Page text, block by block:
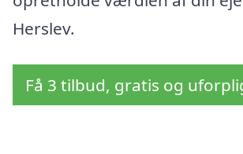
Herslev.
Få 3 tilbud, gratis og